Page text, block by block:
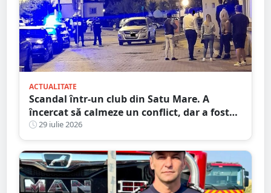
ACTUALITATE
Scandal într-un club din Satu Mare. A
încercat să calmeze un conflict, dar a fost
pus la pământ cu un singur pumn
29 iulie 2026